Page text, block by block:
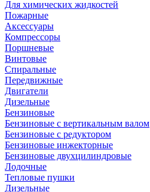
Для химических жидкостей
Пожарные
Аксессуары
Компрессоры
Поршневые
Винтовые
Спиральные
Передвижные
Двигатели
Дизельные
Бензиновые
Бензиновые с вертикальным валом
Бензиновые с редуктором
Бензиновые инжекторные
Бензиновые двухцилиндровые
Лодочные
Тепловые пушки
Дизельные